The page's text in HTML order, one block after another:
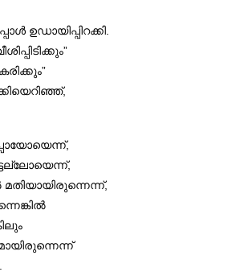
ഉഡായിപ്പിറക്കി.
മതിയായിരുന്നെന്ന്,